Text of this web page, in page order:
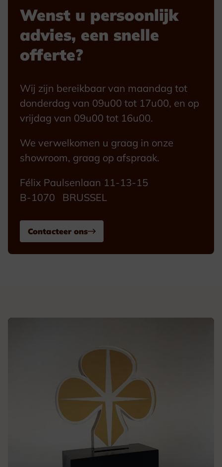
Wenst u persoonlijk
advies, een snelle
offerte?
Wij zijn bereikbaar van maandag tot
donderdag van 09u00 tot 17u00, en op
vrijdag van 09u00 tot 16u00.
We verwelkomen u graag in onze
showroom, graag op afspraak.
Félix Paulsenlaan 11-13-15
B-1070 BRUSSEL
Contacteer ons